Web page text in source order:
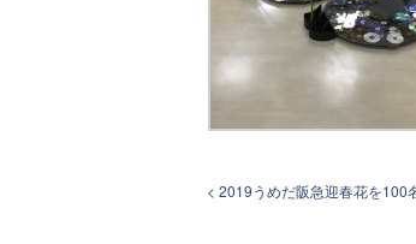
< 2019うめだ阪急迎春花を100